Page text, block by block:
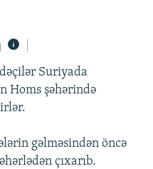
Suriyada
Homs şəhərində
gəlməsindən öncə
çıxarıb.